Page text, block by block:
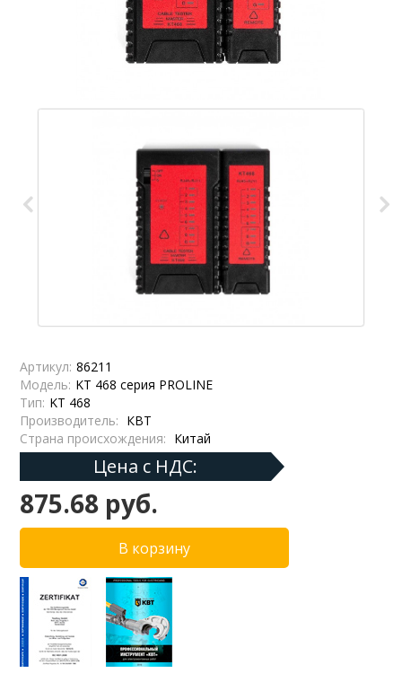
Артикул: 86211
Модель: KT 468 серия PROLINE
Тип: KT 468
Производитель: КВТ
Страна происхождения: Китай
Цена с НДС:
875.68 руб.